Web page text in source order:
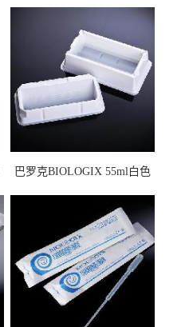
巴罗克BIOLOGIX 55ml白色
马射线灭菌25-0051